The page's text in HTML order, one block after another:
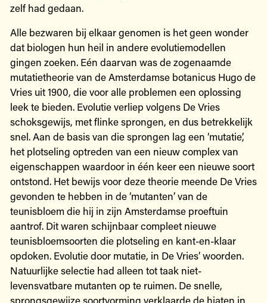
zelf had gedaan.
Alle bezwaren bij elkaar genomen is het geen wonder
dat biologen hun heil in andere evolutiemodellen
gingen zoeken. Eén daarvan was de zogenaamde
mutatietheorie van de Amsterdamse botanicus Hugo de
Vries uit 1900, die voor alle problemen een oplossing
leek te bieden. Evolutie verliep volgens De Vries
schoksgewijs, met flinke sprongen, en dus betrekkelijk
snel. Aan de basis van die sprongen lag een ‘mutatie’,
het plotseling optreden van een nieuw complex van
eigenschappen waardoor in één keer een nieuwe soort
ontstond. Het bewijs voor deze theorie meende De Vries
gevonden te hebben in de ‘mutanten’ van de
teunisbloem die hij in zijn Amsterdamse proeftuin
aantrof. Dit waren schijnbaar compleet nieuwe
teunisbloemsoorten die plotseling en kant-en-klaar
opdoken. Evolutie door mutatie, in De Vries’ woorden.
Natuurlijke selectie had alleen tot taak niet-
levensvatbare mutanten op te ruimen. De snelle,
sprongsgewijze soortvorming verklaarde de hiaten in